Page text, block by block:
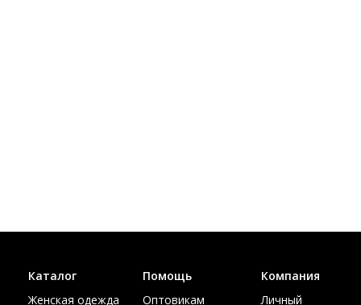
Каталог
Женская одежда
Помощь
Оптовикам
Компания
Личный